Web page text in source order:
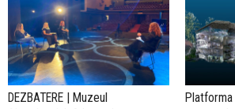
DEZBATERE | Muzeul
Platforma